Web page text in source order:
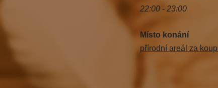
22:00 - 23:00
Místo konání
přírodní areál za